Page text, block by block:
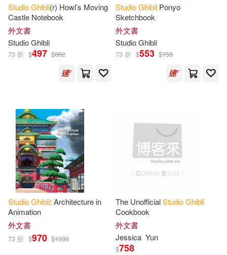
StudioGhibli(r) Howl’s Moving
Castle Notebook
外文書
StudioGhibli
73 折 $497 $682
StudioGhibli Ponyo
Sketchbook
外文書
StudioGhibli
73 折 $553 $758
StudioGhibli: Architecture in
Animation
外文書
73 折 $970 $1330
The UnofficialStudioGhibli
Cookbook
外文書
Jessica Yun
$758